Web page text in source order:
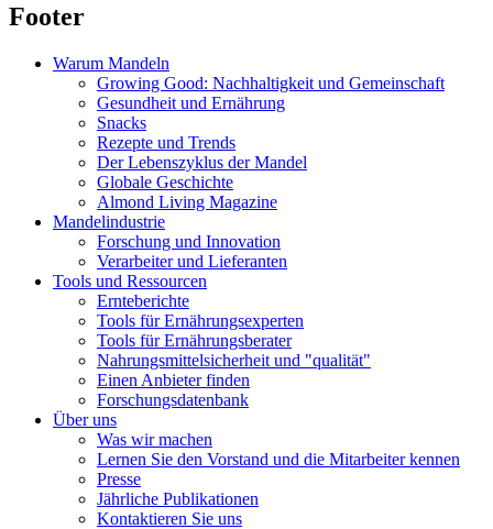
Footer
Warum Mandeln
Growing Good: Nachhaltigkeit und Gemeinschaft
Gesundheit und Ernährung
Snacks
Rezepte und Trends
Der Lebenszyklus der Mandel
Globale Geschichte
Almond Living Magazine
Mandelindustrie
Forschung und Innovation
Verarbeiter und Lieferanten
Tools und Ressourcen
Ernteberichte
Tools für Ernährungsexperten
Tools für Ernährungsberater
Nahrungsmittelsicherheit und "qualität"
Einen Anbieter finden
Forschungsdatenbank
Über uns
Was wir machen
Lernen Sie den Vorstand und die Mitarbeiter kennen
Presse
Jährliche Publikationen
Kontaktieren Sie uns